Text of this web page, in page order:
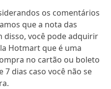
os comentários
que a nota das
disso, você pode adquirir
Hotmart que é uma
no cartão ou boleto
dias caso você não se